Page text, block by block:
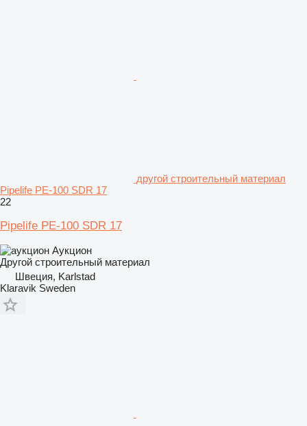
другой строительный материал
Pipelife PE-100 SDR 17
22
Pipelife PE-100 SDR 17
Аукцион
Другой строительный материал
Швеция, Karlstad
Klaravik Sweden